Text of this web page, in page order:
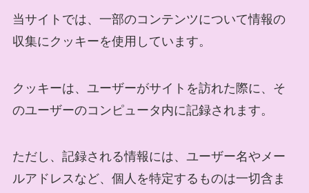
当サイトでは、一部のコンテンツについて情報の
収集にクッキーを使用しています。
クッキーは、ユーザーがサイトを訪れた際に、そ
のユーザーのコンピュータ内に記録されます。
ただし、記録される情報には、ユーザー名やメー
ルアドレスなど、個人を特定するものは一切含ま